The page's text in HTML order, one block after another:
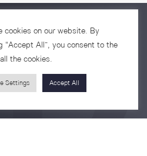
ตามข่าวสารคณะ
cookies on our website. By
“Accept All”, you consent to the
the cookies.
Settings Accept All